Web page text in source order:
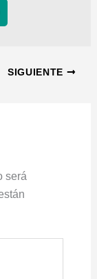
SIGUIENTE
será